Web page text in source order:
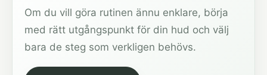
Om du vill göra rutinen ännu enklare, börja
med rätt utgångspunkt för din hud och välj
bara de steg som verkligen behövs.